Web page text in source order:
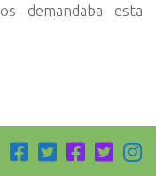
demandaba esta